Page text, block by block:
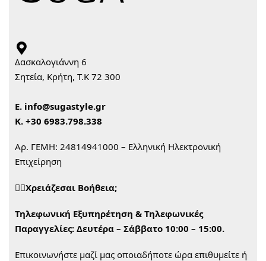
Δασκαλογιάννη 6
Σητεία, Κρήτη, Τ.Κ 72 300
Ε. info@sugastyle.gr
Κ. +30 6983.798.338
Αρ. ΓΕΜΗ: 24814941000 – Ελληνική Ηλεκτρονική
Επιχείρηση
🙋‍♀️Χρειάζεσαι Βοήθεια;
Τηλεφωνική Εξυπηρέτηση & Τηλεφωνικές
Παραγγελίες: Δευτέρα – Σάββατο 10:00 – 15:00.
Επικοινωνήστε μαζί μας οποιαδήποτε ώρα επιθυμείτε ή